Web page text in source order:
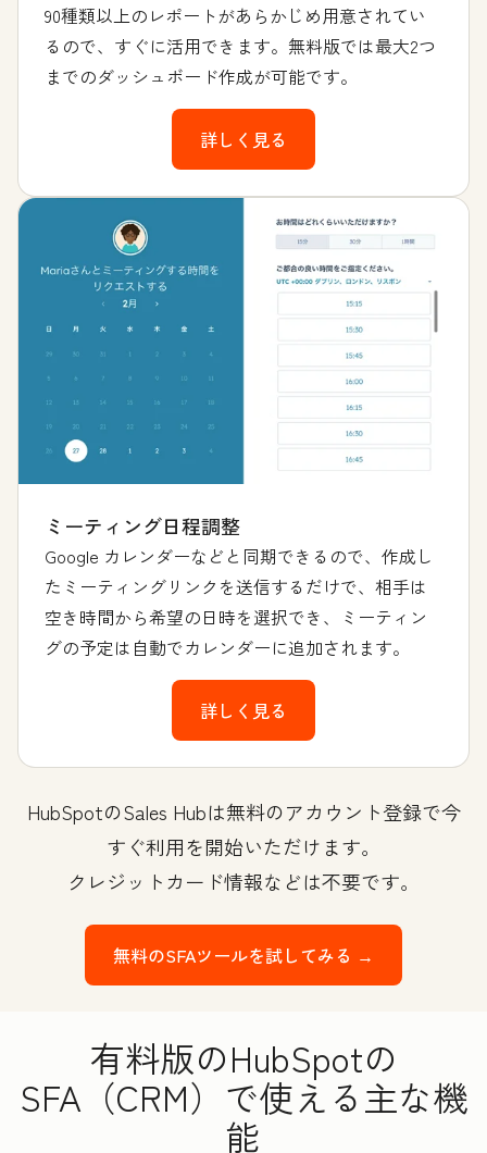
90種類以上のレポートがあらかじめ用意されてい
るので、すぐに活用できます。無料版では最大2つ
までのダッシュボード作成が可能です。
詳しく見る
ミーティング日程調整
Google カレンダーなどと同期できるので、作成し
たミーティングリンクを送信するだけで、相手は
空き時間から希望の日時を選択でき、ミーティン
グの予定は自動でカレンダーに追加されます。
詳しく見る
HubSpotのSales Hubは無料のアカウント登録で今
すぐ利用を開始いただけます。
クレジットカード情報などは不要です。
無料のSFAツールを試してみる →
有料版のHubSpotの
SFA（CRM）で使える主な機
能